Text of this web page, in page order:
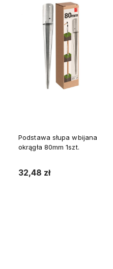
Podstawa słupa wbijana
okrągła 80mm 1szt.
32,48 zł